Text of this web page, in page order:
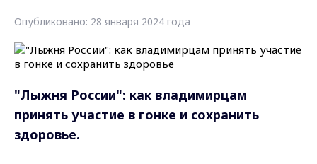
Опубликовано: 28 января 2024 года
"Лыжня России": как владимирцам
принять участие в гонке и сохранить
здоровье.